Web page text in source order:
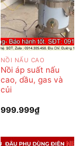
NỒI NẤU CAO
Nồi áp suất nấu
cao, dầu, gas và
củi
999.999₫